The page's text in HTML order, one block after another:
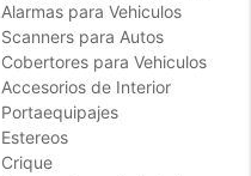
Alarmas para Vehiculos
Scanners para Autos
Cobertores para Vehiculos
Accesorios de Interior
Portaequipajes
Estereos
Crique